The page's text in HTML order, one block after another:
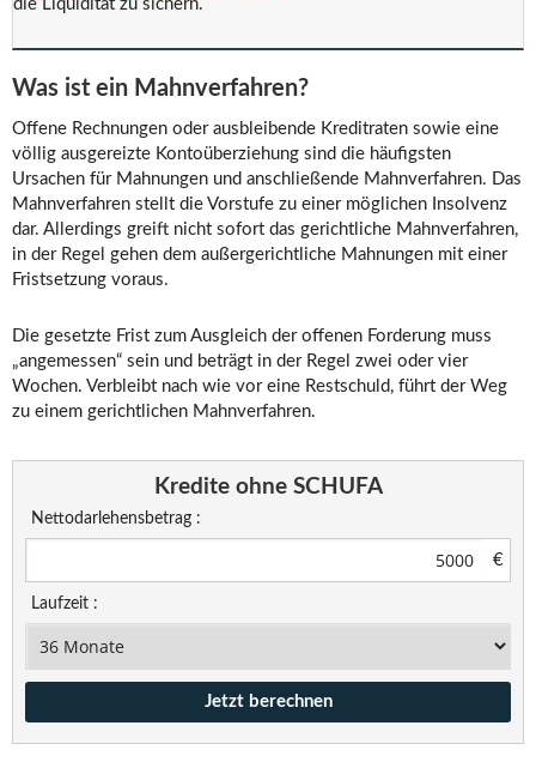
die Liquidität zu sichern.
Was ist ein Mahnverfahren?
Offene Rechnungen oder ausbleibende Kreditraten sowie eine
völlig ausgereizte Kontoüberziehung sind die häufigsten
Ursachen für Mahnungen und anschließende Mahnverfahren. Das
Mahnverfahren stellt die Vorstufe zu einer möglichen Insolvenz
dar. Allerdings greift nicht sofort das gerichtliche Mahnverfahren,
in der Regel gehen dem außergerichtliche Mahnungen mit einer
Fristsetzung voraus.
Die gesetzte Frist zum Ausgleich der offenen Forderung muss
„angemessen“ sein und beträgt in der Regel zwei oder vier
Wochen. Verbleibt nach wie vor eine Restschuld, führt der Weg
zu einem gerichtlichen Mahnverfahren.
Kredite ohne SCHUFA
Nettodarlehensbetrag :
€
Laufzeit :